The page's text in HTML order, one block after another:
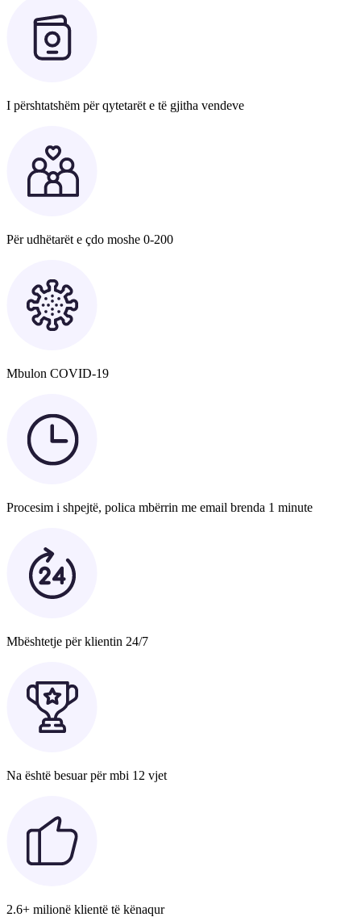
I përshtatshëm për qytetarët e të gjitha vendeve
Për udhëtarët e çdo moshe 0-200
Mbulon COVID-19
Procesim i shpejtë, polica mbërrin me email brenda 1 minute
Mbështetje për klientin 24/7
Na është besuar për mbi 12 vjet
2.6+ milionë klientë të kënaqur